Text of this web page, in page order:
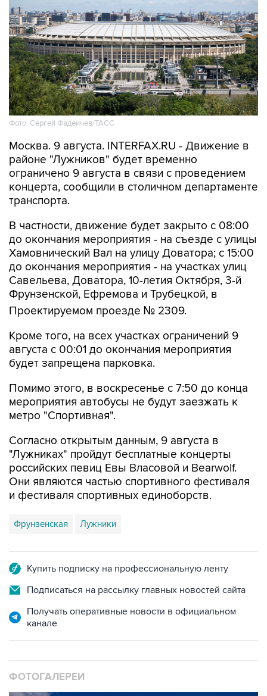
Фото: Сергей Фадеичев/ТАСС
Москва. 9 августа. INTERFAX.RU - Движение в
районе "Лужников" будет временно
ограничено 9 августа в связи с проведением
концерта, сообщили в столичном департаменте
транспорта.
В частности, движение будет закрыто с 08:00
до окончания мероприятия - на съезде с улицы
Хамовнический Вал на улицу Доватора; с 15:00
до окончания мероприятия - на участках улиц
Савельева, Доватора, 10-летия Октября, 3-й
Фрунзенской, Ефремова и Трубецкой, в
Проектируемом проезде № 2309.
Кроме того, на всех участках ограничений 9
августа с 00:01 до окончания мероприятия
будет запрещена парковка.
Помимо этого, в воскресенье с 7:50 до конца
мероприятия автобусы не будут заезжать к
метро "Спортивная".
Согласно открытым данным, 9 августа в
"Лужниках" пройдут бесплатные концерты
российских певиц Евы Власовой и Bearwolf.
Они являются частью спортивного фестиваля
и фестиваля спортивных единоборств.
Фрунзенская Лужники
Купить подписку на профессиональную ленту
Подписаться на рассылку главных новостей сайта
Получать оперативные новости в официальном
канале
ФОТОГАЛЕРЕИ